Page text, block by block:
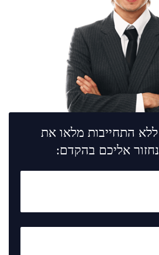
ללא התחייבות מלאו את
אליכם בהקדם: